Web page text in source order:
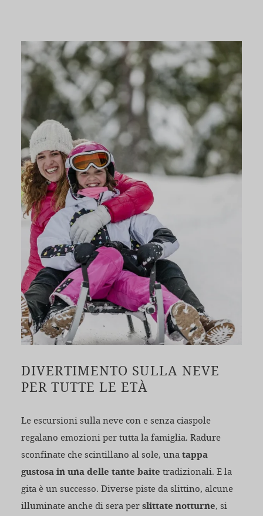
DIVERTIMENTO SULLA NEVE
PER TUTTE LE ETÀ
Le escursioni sulla neve con e senza ciaspole
regalano emozioni per tutta la famiglia. Radure
sconfinate che scintillano al sole, una tappa
gustosa in una delle tante baite tradizionali. E la
gita è un successo. Diverse piste da slittino, alcune
illuminate anche di sera per slittate notturne, si